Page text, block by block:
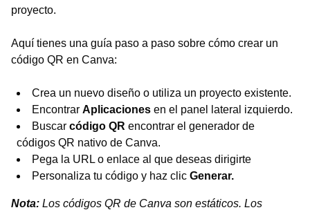
proyecto.
Aquí tienes una guía paso a paso sobre cómo crear un
código QR en Canva:
Crea un nuevo diseño o utiliza un proyecto existente.
Encontrar Aplicaciones en el panel lateral izquierdo.
Buscar código QR encontrar el generador de
códigos QR nativo de Canva.
Pega la URL o enlace al que deseas dirigirte
Personaliza tu código y haz clic Generar.
Nota: Los códigos QR de Canva son estáticos. Los